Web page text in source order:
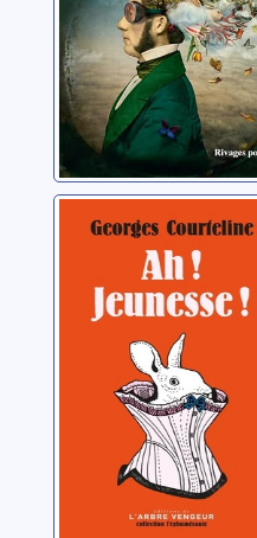
Ah! jeunesse!
Courteline, Georges
(1858-1929)